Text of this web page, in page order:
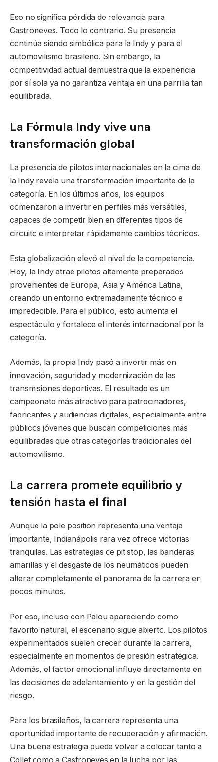
Eso no significa pérdida de relevancia para
Castroneves. Todo lo contrario. Su presencia
continúa siendo simbólica para la Indy y para el
automovilismo brasileño. Sin embargo, la
competitividad actual demuestra que la experiencia
por sí sola ya no garantiza ventaja en una parrilla tan
equilibrada.
La Fórmula Indy vive una
transformación global
La presencia de pilotos internacionales en la cima de
la Indy revela una transformación importante de la
categoría. En los últimos años, los equipos
comenzaron a invertir en perfiles más versátiles,
capaces de competir bien en diferentes tipos de
circuito e interpretar rápidamente cambios técnicos.
Esta globalización elevó el nivel de la competencia.
Hoy, la Indy atrae pilotos altamente preparados
provenientes de Europa, Asia y América Latina,
creando un entorno extremadamente técnico e
impredecible. Para el público, esto aumenta el
espectáculo y fortalece el interés internacional por la
categoría.
Además, la propia Indy pasó a invertir más en
innovación, seguridad y modernización de las
transmisiones deportivas. El resultado es un
campeonato más atractivo para patrocinadores,
fabricantes y audiencias digitales, especialmente entre
públicos jóvenes que buscan competiciones más
equilibradas que otras categorías tradicionales del
automovilismo.
La carrera promete equilibrio y
tensión hasta el final
Aunque la pole position representa una ventaja
importante, Indianápolis rara vez ofrece victorias
tranquilas. Las estrategias de pit stop, las banderas
amarillas y el desgaste de los neumáticos pueden
alterar completamente el panorama de la carrera en
pocos minutos.
Por eso, incluso con Palou apareciendo como
favorito natural, el escenario sigue abierto. Los pilotos
experimentados suelen crecer durante la carrera,
especialmente en momentos de presión estratégica.
Además, el factor emocional influye directamente en
las decisiones de adelantamiento y en la gestión del
riesgo.
Para los brasileños, la carrera representa una
oportunidad importante de recuperación y afirmación.
Una buena estrategia puede volver a colocar tanto a
Collet como a Castroneves en la lucha por las